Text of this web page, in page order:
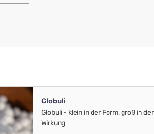
Globuli
Globuli - klein in der Form, groß in der
Wirkung